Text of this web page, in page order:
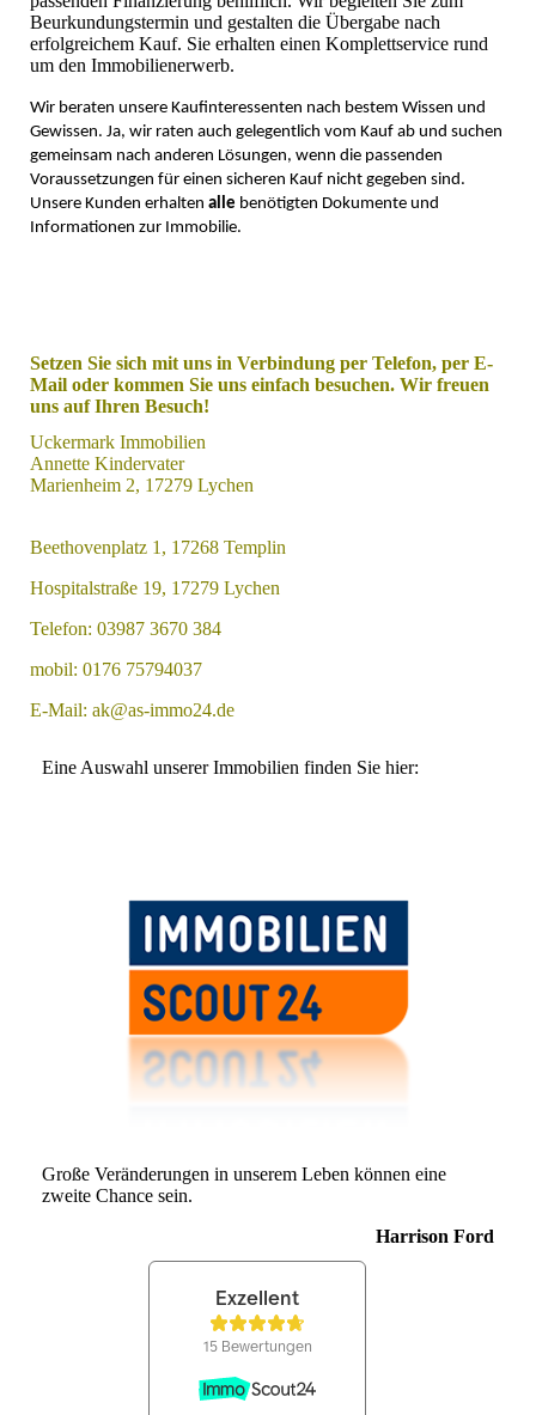
Beurkundungstermin und gestalten die Übergabe nach
erfolgreichem Kauf. Sie erhalten einen Komplettservice rund
um den Immobilienerwerb.
Wir beraten unsere Kaufinteressenten nach bestem Wissen und
Gewissen. Ja, wir raten auch gelegentlich vom Kauf ab und suchen
gemeinsam nach anderen Lösungen, wenn die passenden
Voraussetzungen für einen sicheren Kauf nicht gegeben sind.
Unsere Kunden erhalten alle benötigten Dokumente und
Informationen zur Immobilie.
Setzen Sie sich mit uns in Verbindung per Telefon, per E-
Mail oder kommen Sie uns einfach besuchen. Wir freuen
uns auf Ihren Besuch!
Uckermark Immobilien
Annette Kindervater
Marienheim 2, 17279 Lychen
Beethovenplatz 1, 17268 Templin
Hospitalstraße 19, 17279 Lychen
Telefon: 03987 3670 384
mobil: 0176 75794037
E-Mail: ak@as-immo24.de
Eine Auswahl unserer Immobilien finden Sie hier:
Große Veränderungen in unserem Leben können eine
zweite Chance sein.
Harrison Ford